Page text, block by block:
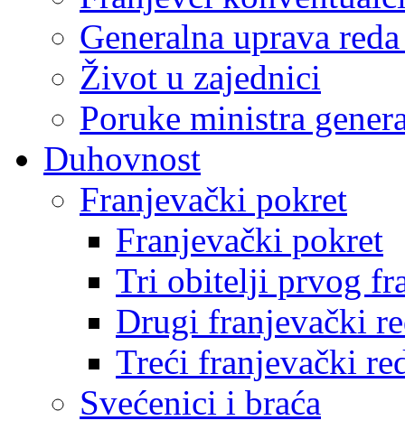
Generalna uprava
Život u zajednici
Poruke ministra
Duhovnost
Franjevački pokret
Franjevački pokret
Tri obitelji prvog
Drugi franjevački
Treći franjevački
Svećenici i braća